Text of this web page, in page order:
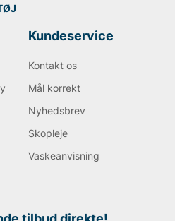
Kundeservice
Kontakt os
Mål korrekt
Nyhedsbrev
Skopleje
Vaskeanvisning